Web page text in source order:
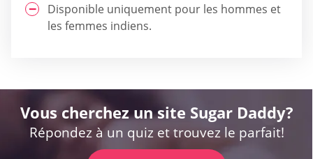
Disponible uniquement pour les hommes et
les femmes indiens.
Vous cherchez un site Sugar Daddy?
Répondez à un quiz et trouvez le parfait!